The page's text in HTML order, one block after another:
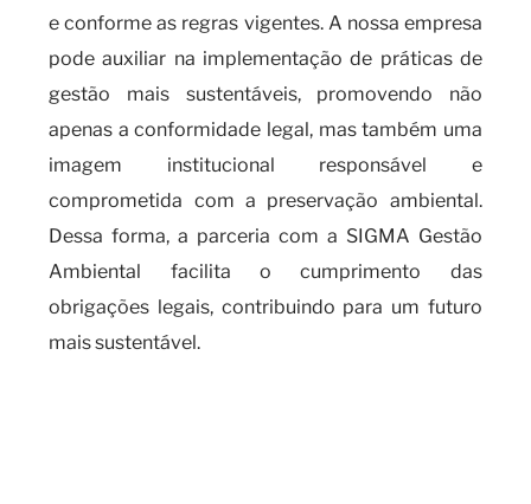
e conforme as regras vigentes. A nossa empresa
pode auxiliar na implementação de práticas de
gestão mais sustentáveis, promovendo não
apenas a conformidade legal, mas também uma
imagem institucional responsável e
comprometida com a preservação ambiental.
Dessa forma, a parceria com a SIGMA Gestão
Ambiental facilita o cumprimento das
obrigações legais, contribuindo para um futuro
mais sustentável.